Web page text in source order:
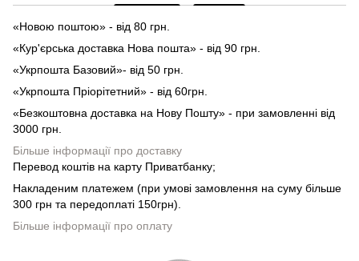
«Новою поштою» - від 80 грн.
«Кур'єрська доставка Нова пошта» - від 90 грн.
«Укрпошта Базовий»- від 50 грн.
«Укрпошта Пріорітетний» - від 60грн.
«Безкоштовна доставка на Нову Пошту» - при замовленні від
3000 грн.
Більше інформації про доставку
Перевод коштів на карту Приватбанку;
Накладеним платежем (при умові замовлення на суму більше
300 грн та передоплаті 150грн).
Більше інформації про оплату